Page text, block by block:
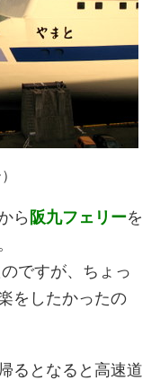
ら 阪九フェリーを
ですが、ちょっ
をしたかったの
るとなると高速道